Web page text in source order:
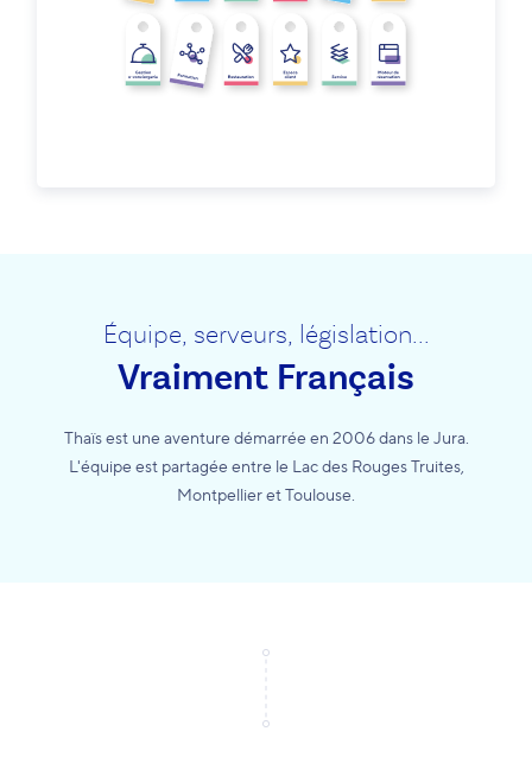
Équipe, serveurs, législation...
Vraiment Français
Thaïs est une aventure démarrée en 2006 dans le Jura.
L'équipe est partagée entre le Lac des Rouges Truites,
Montpellier et Toulouse.